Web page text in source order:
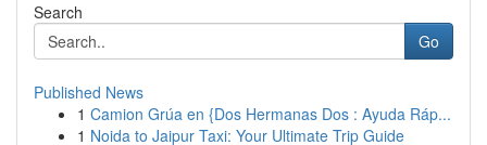
Search
Go
Published News
1 Camion Grúa en {Dos Hermanas Dos : Ayuda Ráp...
1 Noida to Jaipur Taxi: Your Ultimate Trip Guide